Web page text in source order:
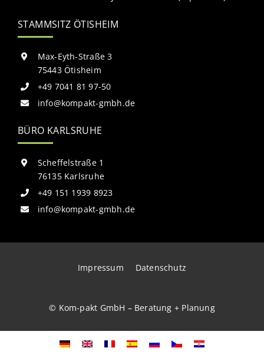
STAMMSITZ ÖTISHEIM
Max-Eyth-Straße 3
75443 Ötisheim
+49 7041 81 97-50
info@kompakt-gmbh.de
BÜRO KARLSRUHE
Scheffelstraße 1
76135 Karlsruhe
+49 151 1939 8923
info@kompakt-gmbh.de
© Kom-pakt GmbH – Beratung + Planung
Impressum Datenschutz